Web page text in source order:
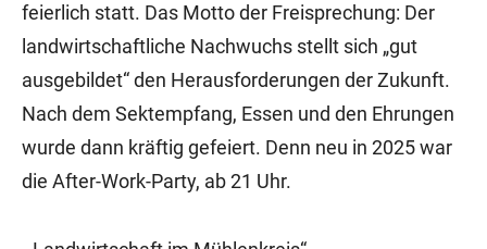
feierlich statt. Das Motto der Freisprechung: Der
landwirtschaftliche Nachwuchs stellt sich „gut
ausgebildet“ den Herausforderungen der Zukunft.
Nach dem Sektempfang, Essen und den Ehrungen
wurde dann kräftig gefeiert. Denn neu in 2025 war
die After-Work-Party, ab 21 Uhr.